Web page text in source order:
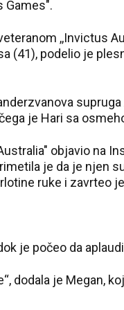
Games".
,,Invictus
(41), podelio je
je Hari sa
objavio na
je da je njen
ruke i zavrteo
je počeo da
dodala je Megan,